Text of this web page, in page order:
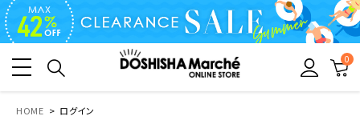
0
HOME ログイン